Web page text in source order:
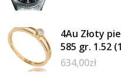
4Au Złoty
585 gr. 1.52
634,00zł